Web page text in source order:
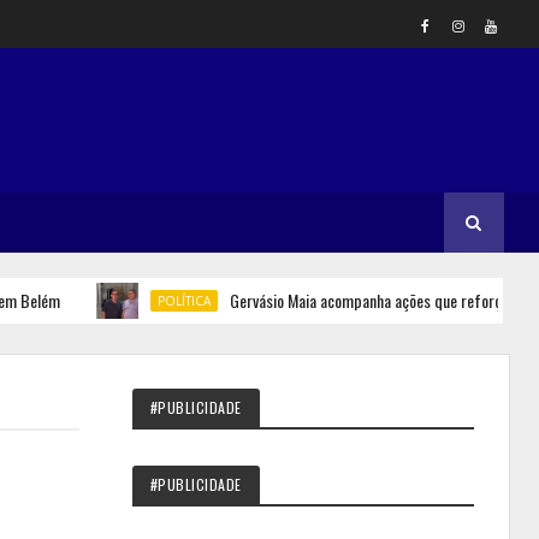
POLÍTICA Gervásio Maia acompanha ações que reforçam
#PUBLICIDADE
#PUBLICIDADE